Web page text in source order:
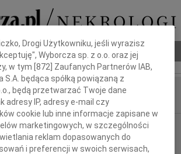
Poradnik pogrzebowy
Poznań
20.06.2009
Drogi Użytkowniku, jeśli wyrazisz
Wyborcza sp. z o.o. oraz jej
w tym [872 ] Zaufanych Partnerów IAB,
S.A. będąca spółką powiązaną z
będą przetwarzać Twoje dane
adresy IP, adresy e-mail czy
cookie lub inne informacje zapisane w
marketingowych, w szczególności
reklam dopasowanych do
i preferencji w swoich serwisach,